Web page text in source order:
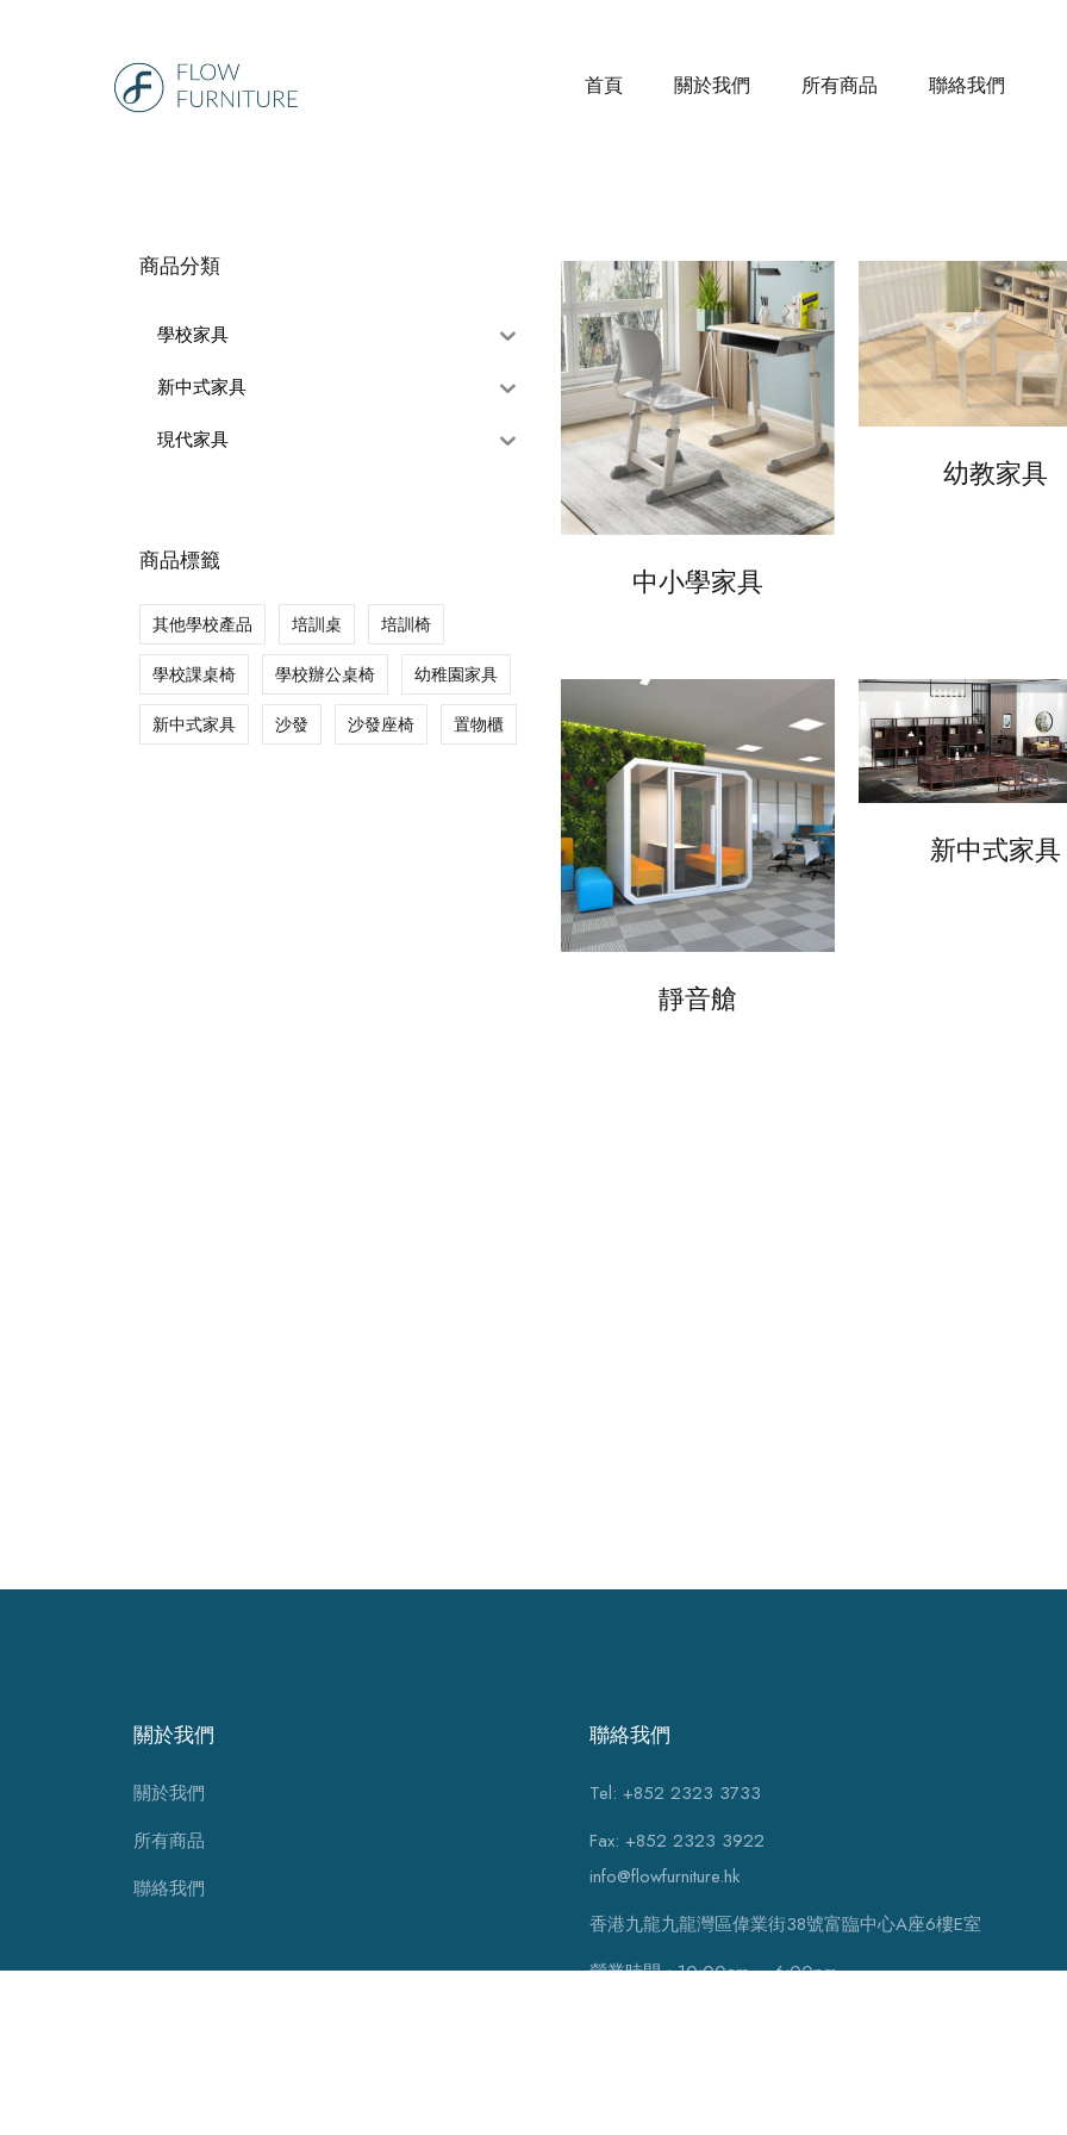
首頁 關於我們 所有商品 聯絡我們
商品分類
學校家具
新中式家具
現代家具
商品標籤
其他學校產品 培訓桌 培訓椅
學校課桌椅 學校辦公桌椅 幼稚園家具
新中式家具 沙發 沙發座椅 置物櫃
中小學家具
幼教家具
靜音艙
新中式家具
關於我們
關於我們
所有商品
聯絡我們
聯絡我們
Tel: +852 2323 3733
Fax: +852 2323 3922
info@flowfurniture.hk
香港九龍九龍灣區偉業街38號富臨中心A座6樓E室
營業時間 : 10:00am – 6:00pm